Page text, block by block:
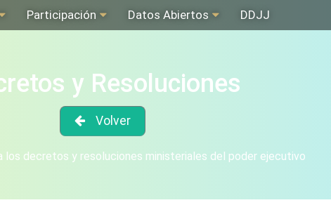
Participación Datos Abiertos DDJJ
y Resoluciones
Volver
los decretos y resoluciones ministeriales del poder ejecutivo